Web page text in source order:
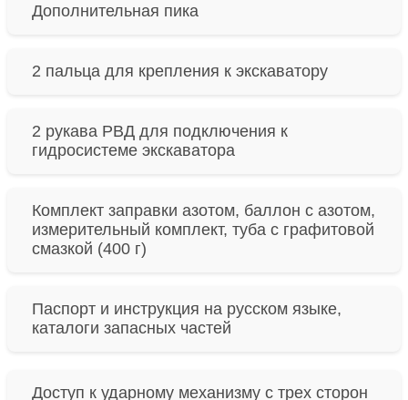
Дополнительная пика
2 пальца для крепления к экскаватору
2 рукава РВД для подключения к
гидросистеме экскаватора
Комплект заправки азотом, баллон с азотом,
измерительный комплект, туба с графитовой
смазкой (400 г)
Паспорт и инструкция на русском языке,
каталоги запасных частей
Доступ к ударному механизму с трех сторон